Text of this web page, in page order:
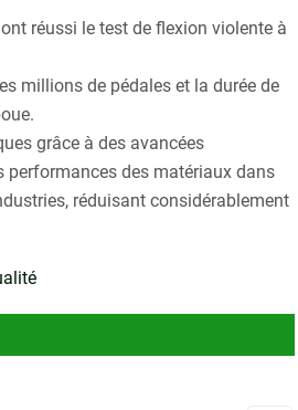
réussi le test de flexion violente à
millions de pédales et la durée de
grâce à des avancées
performances des matériaux dans
réduisant considérablement